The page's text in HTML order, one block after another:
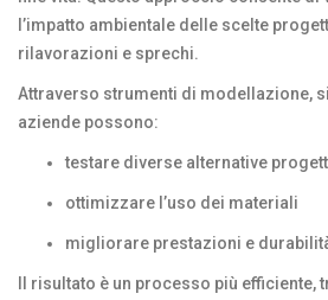
l’impatto ambientale delle scelte
rilavorazioni e sprechi.
Attraverso strumenti di modellazione,
aziende possono:
testare diverse alternative
ottimizzare l’uso dei materiali
migliorare prestazioni e
Il risultato è un processo più efficiente,